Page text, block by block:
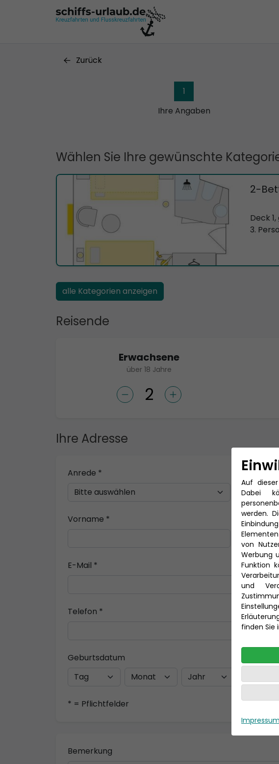
Zurück
1
Ihre Angaben
Wählen Sie Ihre gewünschte
2-
Deck
3.
alle Kategorien anzeigen
Reisende
Erwachsene
über 18 Jahre
Ihre Adresse
Anrede * Titel
Vorname *
E-Mail *
Telefon *
Geburtsdatum
* = Pflichtfelder
Bemerkung
Auf
Dabei
werden.
von
Werbung
Funktion
und
finden Sie
Impressum